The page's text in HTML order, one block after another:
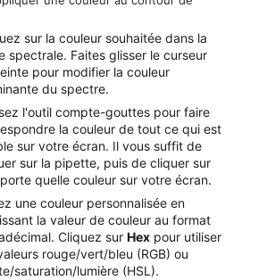
sur la couleur souhaitée dans la
spectrale. Faites glisser le curseur
pour modifier la couleur
du spectre.
l'outil compte-gouttes pour faire
la couleur de tout ce qui est
sur votre écran. Il vous suffit de
sur la pipette, puis de cliquer sur
quelle couleur sur votre écran.
une couleur personnalisée en
la valeur de couleur au format
Cliquez surHex pour utiliser
rouge/vert/bleu (RGB) ou
saturation/lumière (HSL).